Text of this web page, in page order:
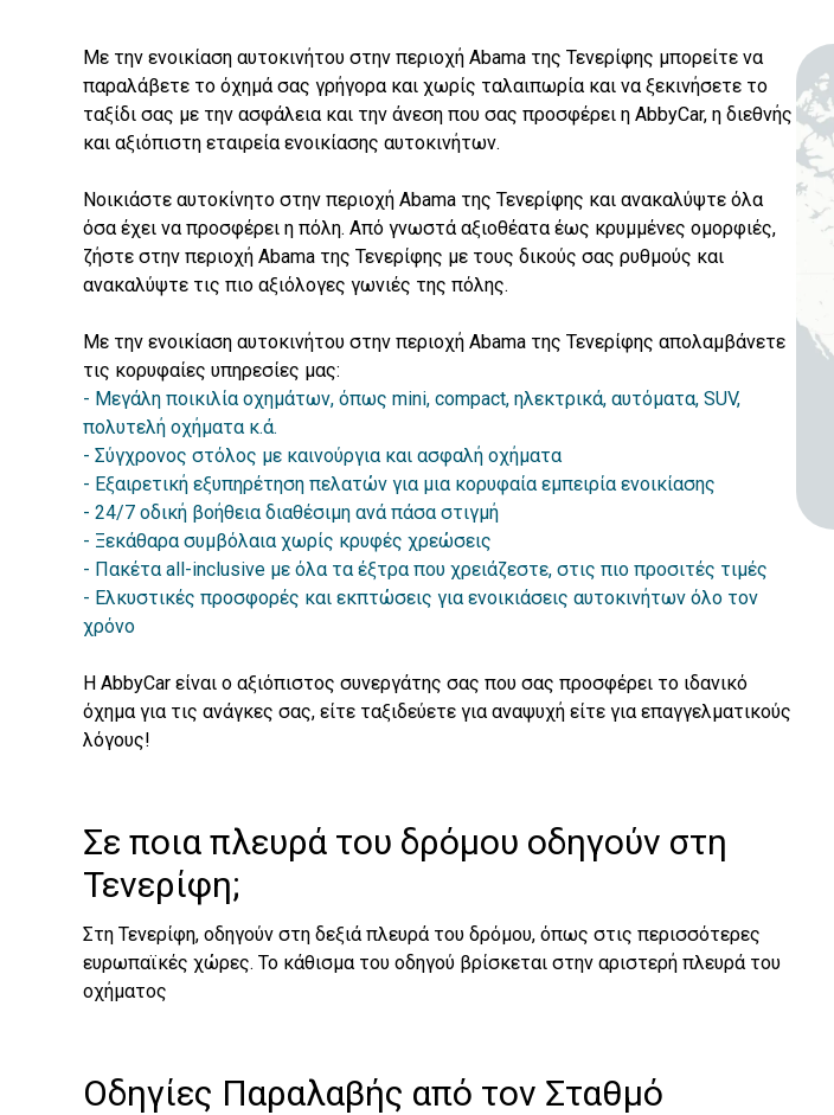
Με την ενοικίαση αυτοκινήτου στην περιοχή Abama της Τενερίφης μπορείτε να
παραλάβετε το όχημά σας γρήγορα και χωρίς ταλαιπωρία και να ξεκινήσετε το
ταξίδι σας με την ασφάλεια και την άνεση που σας προσφέρει η AbbyCar, η διεθνής
και αξιόπιστη εταιρεία ενοικίασης αυτοκινήτων.
Νοικιάστε αυτοκίνητο στην περιοχή Abama της Τενερίφης και ανακαλύψτε όλα
όσα έχει να προσφέρει η πόλη. Από γνωστά αξιοθέατα έως κρυμμένες ομορφιές,
ζήστε στην περιοχή Abama της Τενερίφης με τους δικούς σας ρυθμούς και
ανακαλύψτε τις πιο αξιόλογες γωνιές της πόλης.
Με την ενοικίαση αυτοκινήτου στην περιοχή Abama της Τενερίφης απολαμβάνετε
τις κορυφαίες υπηρεσίες μας:
Μεγάλη ποικιλία οχημάτων, όπως mini, compact, ηλεκτρικά, αυτόματα, SUV,
πολυτελή οχήματα κ.ά.
Σύγχρονος στόλος με καινούργια και ασφαλή οχήματα
Εξαιρετική εξυπηρέτηση πελατών για μια κορυφαία εμπειρία ενοικίασης
24/7 οδική βοήθεια διαθέσιμη ανά πάσα στιγμή
Ξεκάθαρα συμβόλαια χωρίς κρυφές χρεώσεις
Πακέτα all-inclusive με όλα τα έξτρα που χρειάζεστε, στις πιο προσιτές τιμές
Ελκυστικές προσφορές και εκπτώσεις για ενοικιάσεις αυτοκινήτων όλο τον
χρόνο
Η AbbyCar είναι ο αξιόπιστος συνεργάτης σας που σας προσφέρει το ιδανικό
όχημα για τις ανάγκες σας, είτε ταξιδεύετε για αναψυχή είτε για επαγγελματικούς
λόγους!
Σε ποια πλευρά του δρόμου οδηγούν στη
Τενερίφη;
Στη Τενερίφη, οδηγούν στη δεξιά πλευρά του δρόμου, όπως στις περισσότερες
ευρωπαϊκές χώρες. Το κάθισμα του οδηγού βρίσκεται στην αριστερή πλευρά του
οχήματος
Οδηγίες Παραλαβής από τον Σταθμό